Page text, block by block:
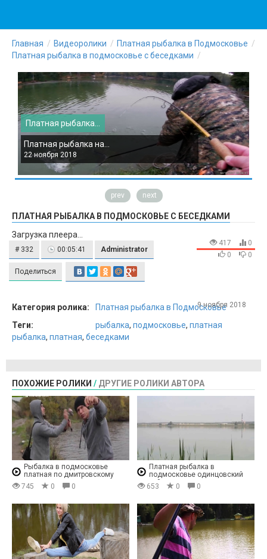
Главная Видеоролики
Платная рыбалка в Подмосковье
Платная рыбалка в подмосковье с беседками
Платная рыбалка...
Платная рыбалка на...
22 ноября 2018
prev next
ПЛАТНАЯ РЫБАЛКА В ПОДМОСКОВЬЕ С БЕСЕДКАМИ
Загрузка плеера...
# 332 00:05:41 Administrator
Поделиться
417
0
0
0
Категория ролика:
Платная рыбалка в Подмосковье
Теги:
рыбалка, подмосковье, платная
рыбалка, платная, беседками
9 ноября 2018
ПОХОЖИЕ РОЛИКИ / ДРУГИЕ РОЛИКИ АВТОРА
Рыбалка в подмосковье
платная по дмитровскому
шоссе
745 0 0
Платная рыбалка в
подмосковье одинцовский
район
653 0 0